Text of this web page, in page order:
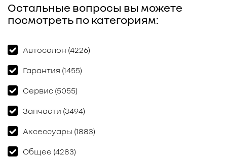
Остальные вопросы вы можете
посмотреть по категориям:
Автосалон (4226)
Гарантия (1455)
Сервис (5055)
Запчасти (3494)
Аксессуары (1883)
Общее (4283)